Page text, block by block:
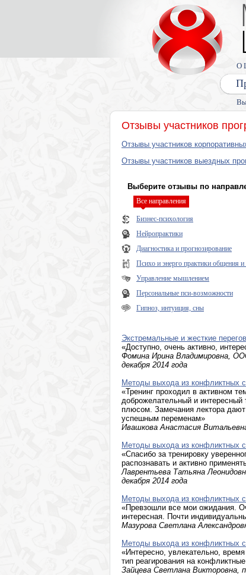
О
Отзывы участников
Отзывы участников
Отзывы участников выездных
Выберите отзывы по
Все направления
Бизнес-психология
Нейропрактики
Диагностика и прогнозирование
Психо и энерго практики общения и
Управление мышлением
Персональные пси-возможности
Гипноз, интуиция, сны
Экстремальные и жесткие
«Доступно, очень активно,
Фомина Ирина Владимировна,
декабря 2014 года
Методы выхода из конфликтных
«Тренинг проходил в активном
доброжелательный и интересный
плюсом. Замечания лектора дают
успешным переменам»
Ивашкова Анастасия
Методы выхода из конфликтных
«Спасибо за тренировку
распознавать и активно
Лаврентьева Татьяна
декабря 2014 года
Методы выхода из конфликтных
«Превзошли все мои ожидания.
интересная. Почти
Мазурова Светлана
Методы выхода из конфликтных
«Интересно, увлекательно,
тип реагирования на
Зайцева Светлана Викторовна,